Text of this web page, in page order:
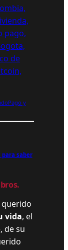
y
para saber
querido
vida, el
, de su